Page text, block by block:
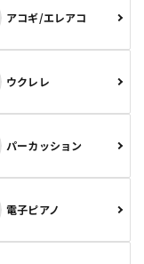
アコギ/エレアコ
ウクレレ
パーカッション
電子ピアノ